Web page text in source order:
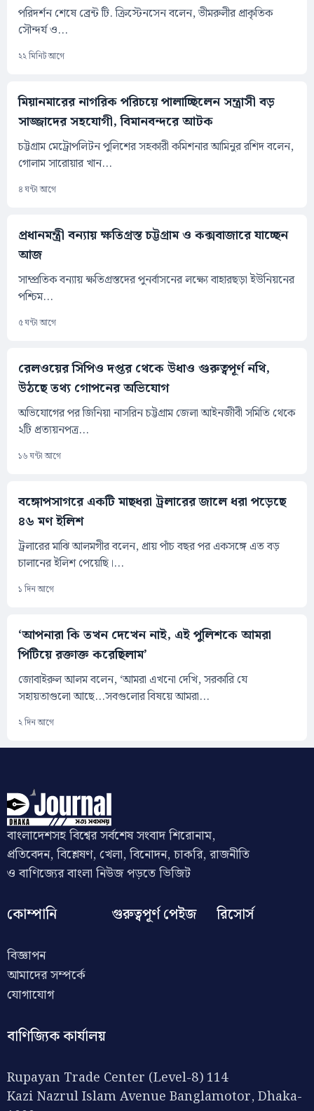
পরিদর্শন শেষে ব্রেন্ট টি. ক্রিস্টেনসেন বলেন, ভীমরুলীর প্রাকৃতিক
সৌন্দর্য ও...
২২ মিনিট আগে
মিয়ানমারের নাগরিক পরিচয়ে পালাচ্ছিলেন সন্ত্রাসী বড়
সাজ্জাদের সহযোগী, বিমানবন্দরে আটক
চট্টগ্রাম মেট্রোপলিটন পুলিশের সহকারী কমিশনার আমিনুর রশিদ বলেন,
গোলাম সারোয়ার খান...
৪ ঘন্টা আগে
প্রধানমন্ত্রী বন্যায় ক্ষতিগ্রস্ত চট্টগ্রাম ও কক্সবাজারে যাচ্ছেন
আজ
সাম্প্রতিক বন্যায় ক্ষতিগ্রস্তদের পুনর্বাসনের লক্ষ্যে বাহারছড়া ইউনিয়নের
পশ্চিম...
৫ ঘন্টা আগে
রেলওয়ের সিপিও দপ্তর থেকে উধাও গুরুত্বপূর্ণ নথি,
উঠছে তথ্য গোপনের অভিযোগ
অভিযোগের পর জিনিয়া নাসরিন চট্টগ্রাম জেলা আইনজীবী সমিতি থেকে
২টি প্রত্যয়নপত্র...
১৬ ঘন্টা আগে
বঙ্গোপসাগরে একটি মাছধরা ট্রলারের জালে ধরা পড়েছে
৪৬ মণ ইলিশ
ট্রলারের মাঝি আলমগীর বলেন, প্রায় পাঁচ বছর পর একসঙ্গে এত বড়
চালানের ইলিশ পেয়েছি।...
১ দিন আগে
‘আপনারা কি তখন দেখেন নাই, এই পুলিশকে আমরা
পিটিয়ে রক্তাক্ত করেছিলাম’
জোবাইরুল আলম বলেন, ‘আমরা এখনো দেখি, সরকারি যে
সহায়তাগুলো আছে...সবগুলোর বিষয়ে আমরা...
২ দিন আগে
বাংলাদেশসহ বিশ্বের সর্বশেষ সংবাদ শিরোনাম,
প্রতিবেদন, বিশ্লেষণ, খেলা, বিনোদন, চাকরি, রাজনীতি
ও বাণিজ্যের বাংলা নিউজ পড়তে ভিজিট
কোম্পানি
বিজ্ঞাপন
আমাদের সম্পর্কে
যোগাযোগ
গুরুত্বপূর্ণ পেইজ রিসোর্স
বাণিজ্যিক কার্যালয়
Rupayan Trade Center (Level-8) 114
Kazi Nazrul Islam Avenue Banglamotor, Dhaka-